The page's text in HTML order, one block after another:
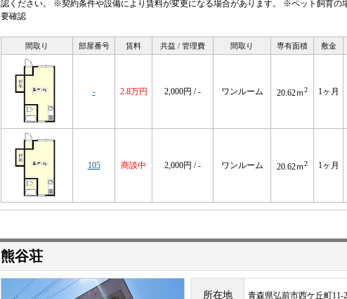
認ください。 ※契約条件や設備により賃料が変更になる場合があります。 ※ペット飼育の
要確認
間取り 部屋番号 賃料 共益 / 管理費 間取り 専有面積 敷金
- 2.8万円 2,000円 / - ワンルーム 20.62ｍ2 1ヶ月
105 商談中 2,000円 / - ワンルーム 20.62ｍ2 1ヶ月
熊谷荘
所在地 青森県弘前市西ケ丘町11-